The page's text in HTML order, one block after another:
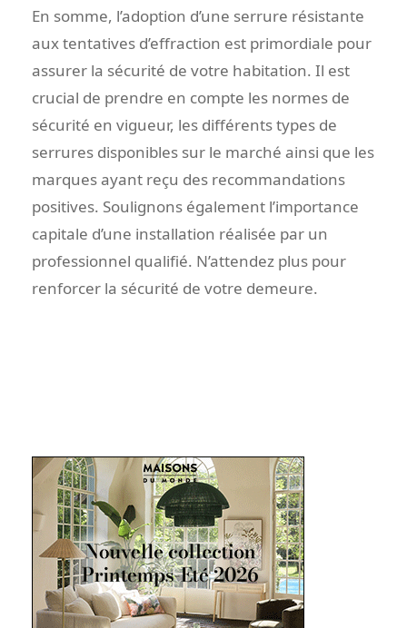
En somme, l’adoption d’une serrure résistante
aux tentatives d’effraction est primordiale pour
assurer la sécurité de votre habitation. Il est
crucial de prendre en compte les normes de
sécurité en vigueur, les différents types de
serrures disponibles sur le marché ainsi que les
marques ayant reçu des recommandations
positives. Soulignons également l’importance
capitale d’une installation réalisée par un
professionnel qualifié. N’attendez plus pour
renforcer la sécurité de votre demeure.